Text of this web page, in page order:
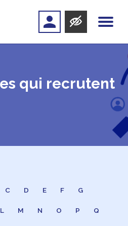
qui recrutent
C D E F G
L M N O P Q